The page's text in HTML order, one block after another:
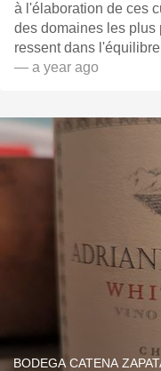
à l'élaboration de ces
des domaines les plus
ressent dans
— a year ago
BODEGA CATENA